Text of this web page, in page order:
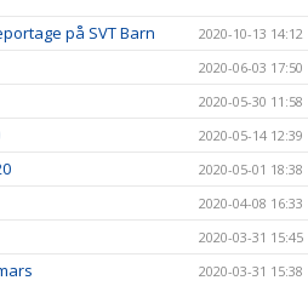
på SVT Barn 2020-10-13 14:12
2020-06-03 17:50
2020-05-30 11:58
2020-05-14 12:39
2020-05-01 18:38
2020-04-08 16:33
2020-03-31 15:45
2020-03-31 15:38